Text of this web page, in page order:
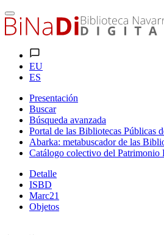
EU
ES
Presentación
Buscar
Búsqueda avanzada
Portal de las Bibliotecas Públicas
Abarka: metabuscador de las
Catálogo colectivo del
Detalle
ISBD
Marc21
Objetos